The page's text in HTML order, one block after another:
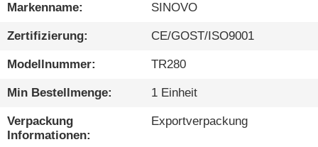
UNS
FABRIK-
AUSFLUG
Markenname: SINOVO
Zertifizierung: CE/GOST/ISO9001
Modellnummer: TR280
Min Bestellmenge: 1 Einheit
Verpackung
Informationen:
Exportverpackung